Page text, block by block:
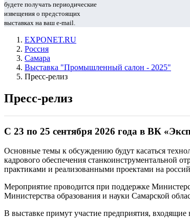
будете получать периодические
извещения о предстоящих
выставках на ваш e-mail.
EXPONET.RU
Россия
Самара
Выставка "Промышленный салон - 2025"
Пресс-релиз
Пресс-релиз
С 23 по 25 сентября 2026 года в ВК
Основные темы к обсуждению будут касаться
кадрового обеспечения
практиками и реализованными проектами на
Мероприятие проводится при поддержке
Министерства образования и науки Самарской
В выставке примут участие предприятия,